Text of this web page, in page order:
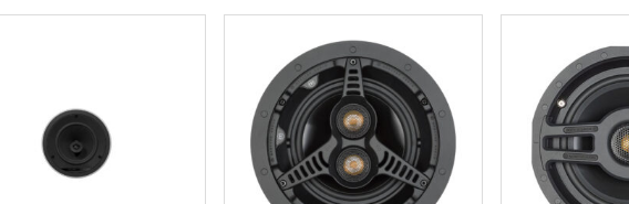
(mukaanlukien etuverkko): 285 mm
(mukaanlukien etuverkko): 126 mm
halkaisija: 247 mm
neliön etuverkon ulkohalkaisija: 285 x 285 mm
3-asentoinen
Tri-Grip dog kiinnitys
Mineral filled ABS, RoHS compliant